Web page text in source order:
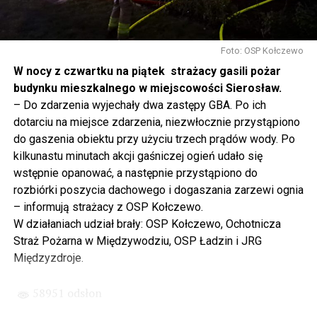
Gdyby nie determinacja rządu Prawa i Sprawiedliwości,
to tunel pod Świną do dzisiaj byłby w sferze
projektowania i dyskusji. Ważny tutaj był wkład
samorządu, ale to rząd PiS podjął w tej sprawie
najważniejsze decyzje. Powstał dzięki ogromnej
determinacji rządu najpierw Pani Premier Beaty Szydło,
a następnie Pana Premiera Mateusza Morawieckiego.
Chciałbym podziękować Panu Premierowi za to jak
osobiście pilnował powstania tej inwestycji. Cieszymy
się, że turyści również korzystają z tunelu, cieszymy się,
że wśród tych 4 milionów samochodów, które
przejechały już otwartym tunelem w Świnoujściu,
przyjechało tutaj do nas tak wielu turystów z zagranicy
– powiedział Wiceprezes PiS Joachim Brudziński w
Foto: OSP Kołczewo
W nocy z czwartku na piątek strażacy gasili pożar
budynku mieszkalnego w miejscowości Sierosław.
– Do zdarzenia wyjechały dwa zastępy GBA. Po ich
dotarciu na miejsce zdarzenia, niezwłocznie przystąpiono
do gaszenia obiektu przy użyciu trzech prądów wody. Po
kilkunastu minutach akcji gaśniczej ogień udało się
wstępnie opanować, a następnie przystąpiono do
rozbiórki poszycia dachowego i dogaszania zarzewi ognia
– informują strażacy z OSP Kołczewo.
W działaniach udział brały: OSP Kołczewo, Ochotnicza
Straż Pożarna w Międzywodziu, OSP Ładzin i JRG
Międzyzdroje.